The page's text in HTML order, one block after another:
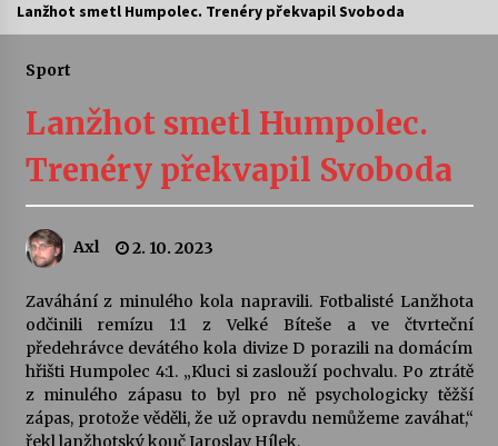
Vernisáž výstavy Josefíny Duškové: Stávám se
kapkou
30. 7. 2026
Veselí muzikanti
Pozvánka na integrační festival Quijotova
šedesátka: 28. 7.–1. 8. 2026
28. 7. 2026
Lanžhot smetl Humpolec. Trenéry překvapil Svoboda
Sport
Lanžhot smetl Humpolec.
Trenéry překvapil Svoboda
Axl 2. 10. 2023
Zaváhání z minulého kola napravili. Fotbalisté Lanžhota
odčinili remízu 1:1 z Velké Bíteše a ve čtvrteční
předehrávce devátého kola divize D porazili na domácím
hřišti Humpolec 4:1. „Kluci si zaslouží pochvalu. Po ztrátě
z minulého zápasu to byl pro ně psychologicky těžší
zápas, protože věděli, že už opravdu nemůžeme zaváhat,“
řekl lanžhotský kouč Jaroslav Hílek.